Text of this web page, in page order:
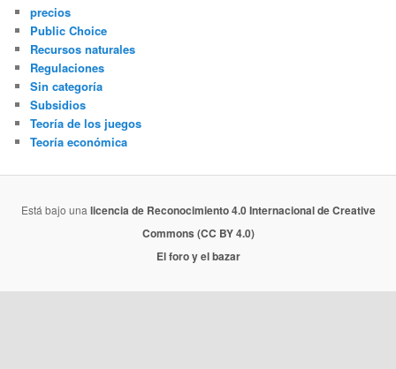
precios
Public Choice
Recursos naturales
Regulaciones
Sin categoría
Subsidios
Teoría de los juegos
Teoría económica
Está bajo una licencia de Reconocimiento 4.0 Internacional de Creative
Commons (CC BY 4.0)
El foro y el bazar